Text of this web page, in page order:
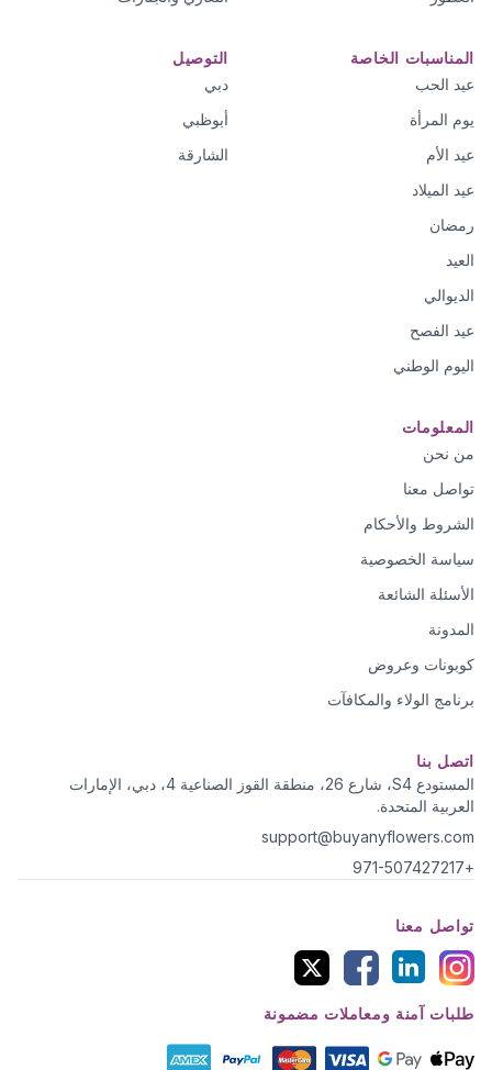
المناسبات الخاصة
عيد الحب
يوم المرأة
عيد الأم
عيد الميلاد
رمضان
العيد
الديوالي
عيد الفصح
اليوم الوطني
التوصيل
دبي
أبوظبي
الشارقة
المعلومات
من نحن
تواصل معنا
الشروط والأحكام
سياسة الخصوصية
الأسئلة الشائعة
المدونة
كوبونات وعروض
برنامج الولاء والمكافآت
اتصل بنا
المستودع S4، شارع 26، منطقة القوز الصناعية 4، دبي، الإمارات
العربية المتحدة.
support@buyanyflowers.com
+971-507427217
تواصل معنا
طلبات آمنة ومعاملات مضمونة